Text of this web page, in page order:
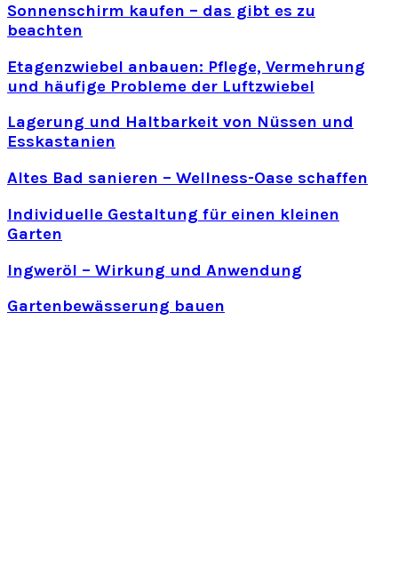
Sonnenschirm kaufen – das gibt es zu
beachten
Etagenzwiebel anbauen: Pflege, Vermehrung
und häufige Probleme der Luftzwiebel
Lagerung und Haltbarkeit von Nüssen und
Esskastanien
Altes Bad sanieren – Wellness-Oase schaffen
Individuelle Gestaltung für einen kleinen
Garten
Ingweröl – Wirkung und Anwendung
Gartenbewässerung bauen